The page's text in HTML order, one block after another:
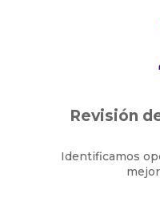
Revisión
Identificamos